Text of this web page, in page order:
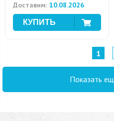
Доставим: 10.08.2026
1
Показать